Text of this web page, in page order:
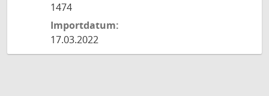
1474
Importdatum:
17.03.2022